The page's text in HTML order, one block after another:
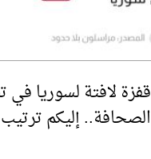
قفزة لافتة لسوريا
الصحافة.. إليكم ترتيب